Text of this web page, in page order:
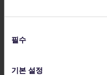
필수
기본 설정